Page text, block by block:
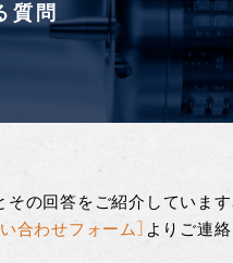
質問
その回答をご紹介しています
い合わせフォーム］ より ご連